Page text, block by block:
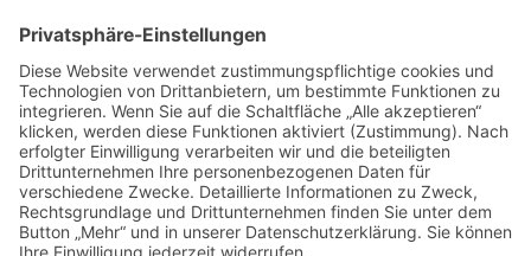
Lange Wartezeiten und Termine, die Sie bei Ihrem
Zahnarzt gerade in Ballungsgebieten wie München
schon Monate zuvor ausmachen müssen, sind für uns
absolut tabu.
Dank umsichtiger Planung und angemessenen
Behandlungsfenstern für jeden Patienten sind wir für
gewöhnlich innerhalb weniger Tage – oder im Notfall
auch sofort – für Sie da.